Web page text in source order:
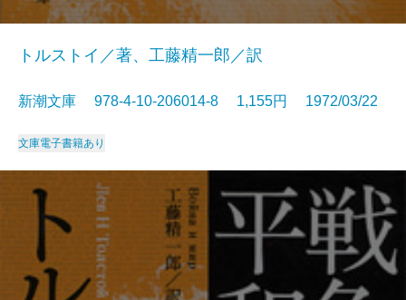
トルストイ／著、工藤精一郎／訳
新潮文庫 978-4-10-206014-8 1,155円 1972/03/22
文庫電子書籍あり